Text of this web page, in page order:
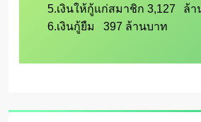
5.เงินให้กู้แก่สมาชิก 3,127	ล้านบาท
6.เงินกู้ยืม   397 ล้านบาท